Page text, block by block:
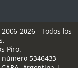
2026 - Todos los
Piro.
5346433